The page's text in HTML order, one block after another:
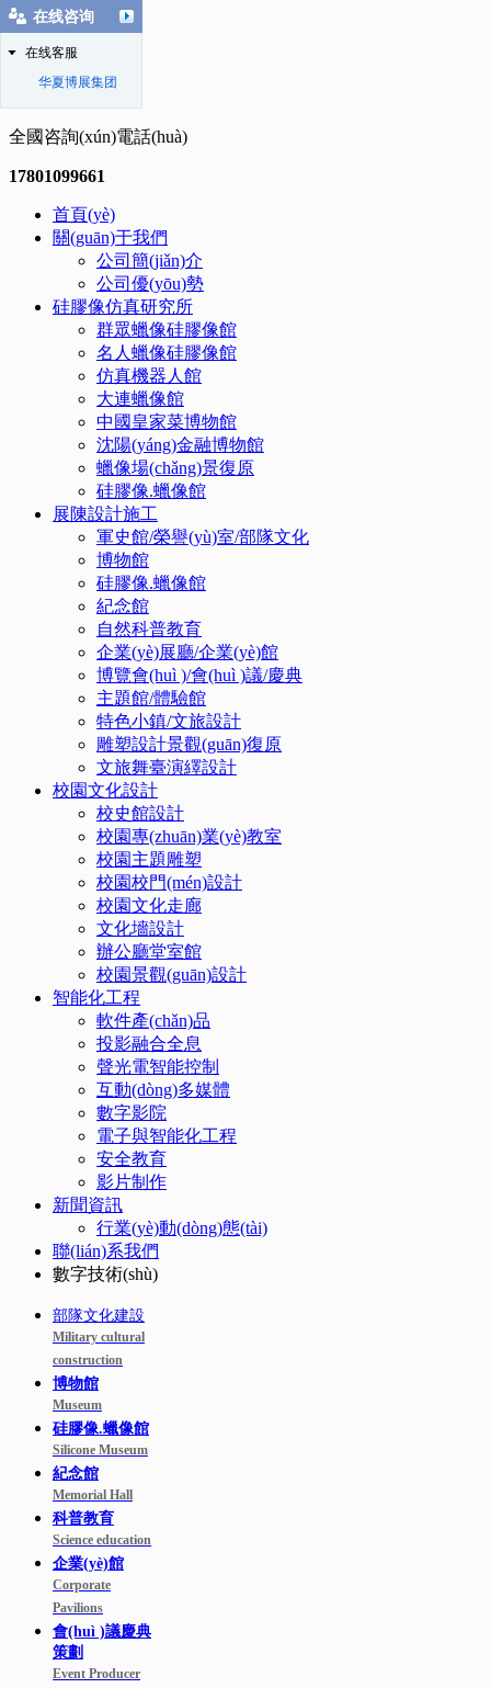
全國咨詢(xún)電話(huà)
17801099661
首頁(yè)
關(guān)于我們
公司簡(jiǎn)介
公司優(yōu)勢
硅膠像仿真研究所
群眾蠟像硅膠像館
名人蠟像硅膠像館
仿真機器人館
大連蠟像館
中國皇家菜博物館
沈陽(yáng)金融博物館
蠟像場(chǎng)景復原
硅膠像.蠟像館
展陳設計施工
軍史館/榮譽(yù)室/部隊文化
博物館
硅膠像.蠟像館
紀念館
自然科普教育
企業(yè)展廳/企業(yè)館
博覽會(huì )/會(huì )議/慶典
主題館/體驗館
特色小鎮/文旅設計
雕塑設計景觀(guān)復原
文旅舞臺演繹設計
校園文化設計
校史館設計
校園專(zhuān)業(yè)教室
校園主題雕塑
校園校門(mén)設計
校園文化走廊
文化墻設計
辦公廳堂室館
校園景觀(guān)設計
智能化工程
軟件產(chǎn)品
投影融合全息
聲光電智能控制
互動(dòng)多媒體
數字影院
電子與智能化工程
安全教育
影片制作
新聞資訊
行業(yè)動(dòng)態(tài)
聯(lián)系我們
數字技術(shù)
部隊文化建設
Military cultural
construction
博物館
Museum
硅膠像.蠟像館
Silicone Museum
紀念館
Memorial Hall
科普教育
Science education
企業(yè)館
Corporate
Pavilions
會(huì )議慶典
策劃
Event Producer
在线咨询
在线客服
华夏博展集团